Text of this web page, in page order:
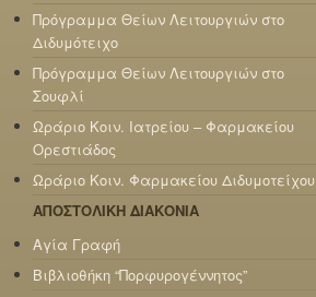
Πρόγραμμα Θείων Λειτουργιών στο
Διδυμότειχο
Πρόγραμμα Θείων Λειτουργιών στο
Σουφλί
Ωράριο Κοιν. Ιατρείου – Φαρμακείου
Ορεστιάδος
Ωράριο Κοιν. Φαρμακείου Διδυμοτείχου
ΑΠΟΣΤΟΛΙΚΗ ΔΙΑΚΟΝΙΑ
Αγία Γραφή
Βιβλιοθήκη “Πορφυρογέννητος”